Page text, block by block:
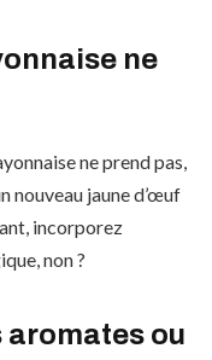
ne
ne prend pas,
nouveau jaune d’œuf
incorporez
non ?
aromates ou